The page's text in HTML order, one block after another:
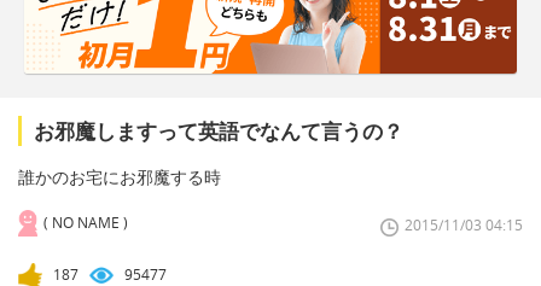
お邪魔しますって英語でなんて言うの？
誰かのお宅にお邪魔する時
( NO NAME ) 2015/11/03 04:15
187 95477